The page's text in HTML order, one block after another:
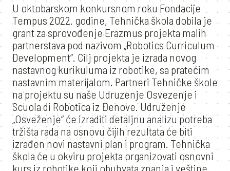
U oktobarskom konkursnom roku Fondacije
Tempus 2022. godine, Tehnička škola dobila je
grant za sprovođenje Erazmus projekta malih
partnerstava pod nazivom „Robotics Curriculum
Development“. Cilj projekta je izrada novog
nastavnog kurikuluma iz robotike, sa pratećim
nastavnim materijalom. Partneri Tehničke škole
na projektu su naše Udruzenje Osvezenje i
Scuola di Robotica iz Đenove. Udruženje
„Osveženje“ će izraditi detaljnu analizu potreba
tržišta rada na osnovu čijih rezultata će biti
izrađen novi nastavni plan i program. Tehnička
škola će u okviru projekta organizovati osnovni
kurs iz robotike koji obuhvata znanja i veštine